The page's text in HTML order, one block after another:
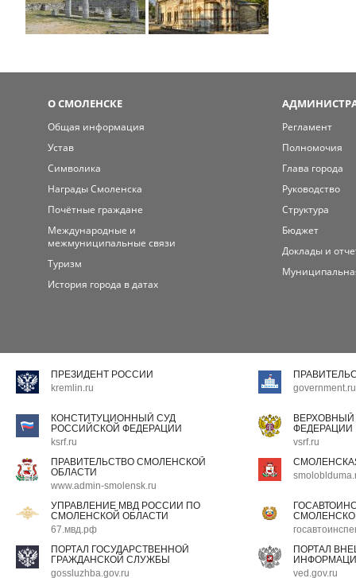
О СМОЛЕНСКЕ
Общая информация
Устав
Символика
Награды Смоленска
Почётные граждане
Международные и
межмуниципальные связи
Туризм
История города в датах
Регламент
Полномочия
Глава города
Руководство
Структура
Бюджет
Доклады и
ПРЕЗИДЕНТ РОССИИ
kremlin.ru
government.ru
КОНСТИТУЦИОННЫЙ СУД
РОССИЙСКОЙ ФЕДЕРАЦИИ
ksrf.ru
ФЕДЕРАЦИИ
vsrf.ru
ПРАВИТЕЛЬСТВО СМОЛЕНСКОЙ
ОБЛАСТИ
www.admin-smolensk.ru
УПРАВЛЕНИЕ МВД РОССИИ ПО
СМОЛЕНСКОЙ ОБЛАСТИ
67.мвд.рф
ПОРТАЛ ГОСУДАРСТВЕННОЙ
ГРАЖДАНСКОЙ СЛУЖБЫ
gossluzhba.gov.ru
ПОРТАЛ
ved.gov.ru